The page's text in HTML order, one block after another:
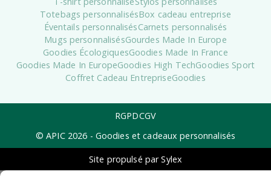
Totebags personnalisésBox cadeau entreprise
Éventails personnalisésCarnets personnalisés
Mugs personnalisésGourdes Made In Europe
Goodies ÉcologiquesGoodies Made In France
Goodies Made In EuropeGoodies High TechGoodies Sport
Coffret Cadeau EntrepriseGoodies
RGPDCGV
© APIC 2026 - Goodies et cadeaux personnalisés
Site propulsé par Sylex